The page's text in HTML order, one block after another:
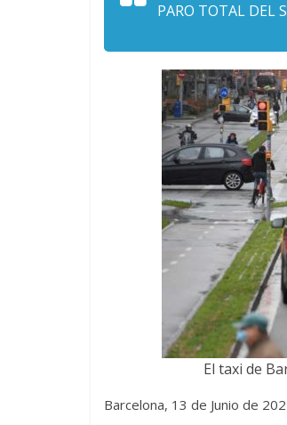
PARO TOTAL DEL
El taxi de
Barcelona, 13 de Junio de